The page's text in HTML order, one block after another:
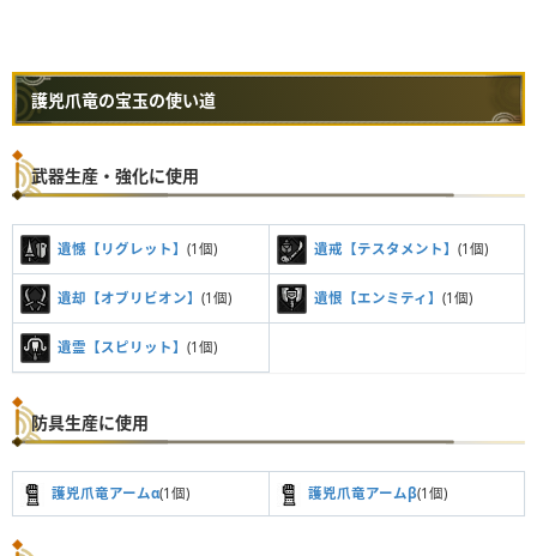
護兇爪竜の宝玉の使い道
武器生産・強化に使用
遺憾【リグレット】 (1個) 遺戒【テスタメント】 (1個)
遺却【オブリビオン】 (1個) 遺恨【エンミティ】 (1個)
遺霊【スピリット】 (1個)
防具生産に使用
護兇爪竜アームα(1個) 護兇爪竜アームβ(1個)